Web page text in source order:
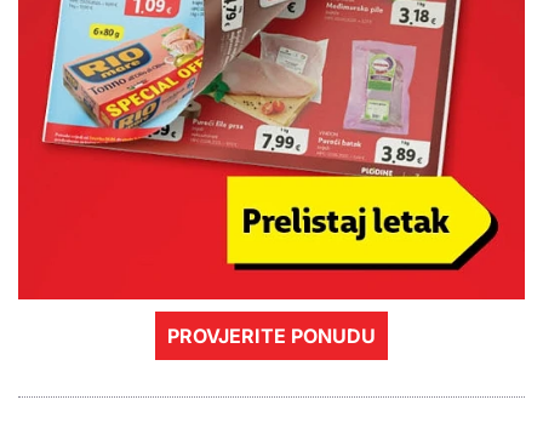
PROVJERITE PONUDU